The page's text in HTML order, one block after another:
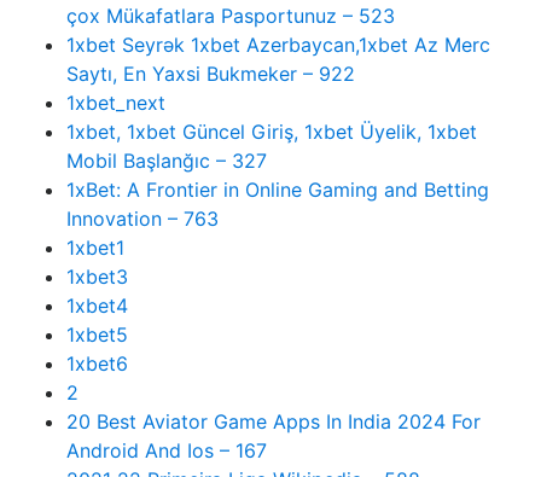
çox Mükafatlara Pasportunuz – 523
1xbet Seyrək 1xbet Azerbaycan,1xbet Az Merc
Saytı, En Yaxsi Bukmeker – 922
1xbet_next
1xbet, 1xbet Güncel Giriş, 1xbet Üyelik, 1xbet
Mobil Başlanğıc – 327
1xBet: A Frontier in Online Gaming and Betting
Innovation – 763
1xbet1
1xbet3
1xbet4
1xbet5
1xbet6
2
20 Best Aviator Game Apps In India 2024 For
Android And Ios – 167